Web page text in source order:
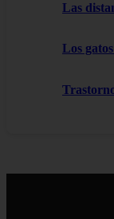
Las
Los